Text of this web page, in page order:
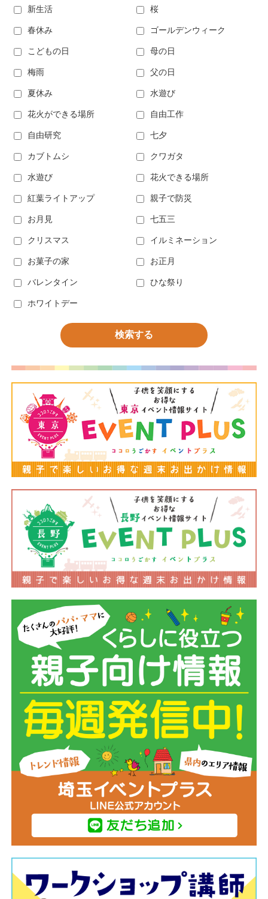
新生活 桜
春休み ゴールデンウィーク
こどもの日 母の日
梅雨 父の日
夏休み 水遊び
花火ができる場所 自由工作
自由研究 七夕
カブトムシ クワガタ
水遊び 花火できる場所
紅葉ライトアップ 親子で防災
お月見 七五三
クリスマス イルミネーション
お菓子の家 お正月
バレンタイン ひな祭り
ホワイトデー